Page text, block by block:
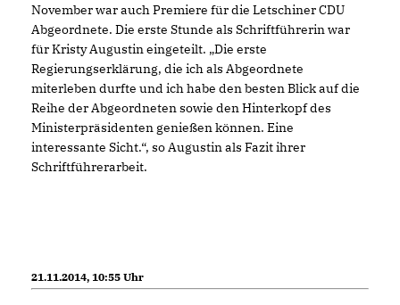
November war auch Premiere für die Letschiner CDU
Abgeordnete. Die erste Stunde als Schriftführerin war
für Kristy Augustin eingeteilt. „Die erste
Regierungserklärung, die ich als Abgeordnete
miterleben durfte und ich habe den besten Blick auf die
Reihe der Abgeordneten sowie den Hinterkopf des
Ministerpräsidenten genießen können. Eine
interessante Sicht.“, so Augustin als Fazit ihrer
Schriftführerarbeit.
21.11.2014, 10:55 Uhr